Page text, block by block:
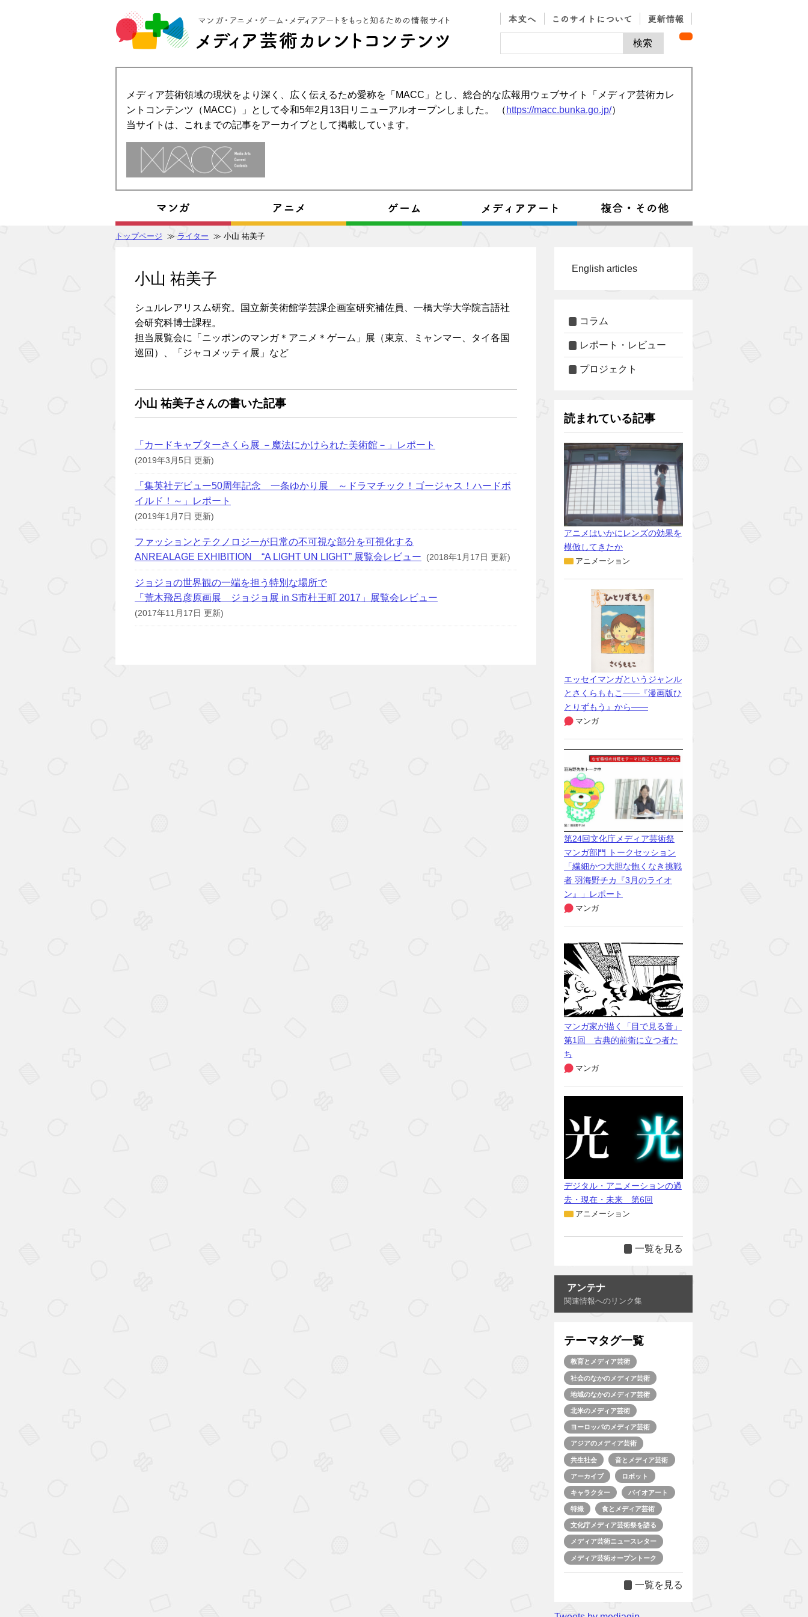
メディア芸術領域の現状をより深く、広く伝えるため愛称を「MACC」とし、総合的な広報用ウェブサイト「メディア芸術カレ
ントコンテンツ（MACC）」として令和5年2月13日リニューアルオープンしました。 （ https://macc.bunka.go.jp/）
当サイトは、これまでの記事をアーカイブとして掲載しています。
トップページ ≫ ライター ≫ 小山 祐美子
小山 祐美子
シュルレアリスム研究。国立新美術館学芸課企画室研究補佐員、一橋大学大学院言語社
会研究科博士課程。
担当展覧会に「ニッポンのマンガ＊アニメ＊ゲーム」展（東京、ミャンマー、タイ各国
巡回）、「ジャコメッティ展」など
小山 祐美子さんの書いた記事
「カードキャプターさくら展 －魔法にかけられた美術館－」レポート
(2019年3月5日 更新)
「集英社デビュー50周年記念 一条ゆかり展 ～ドラマチック！ゴージャス！ハードボ
イルド！～」レポート
(2019年1月7日 更新)
ファッションとテクノロジーが日常の不可視な部分を可視化する
ANREALAGE EXHIBITION “A LIGHT UN LIGHT” 展覧会レビュー
(2018年1月17日 更新)
ジョジョの世界観の一端を担う特別な場所で
「荒木飛呂彦原画展 ジョジョ展 in S市杜王町 2017」展覧会レビュー
(2017年11月17日 更新)
English articles
コラム
レポート・レビュー
プロジェクト
読まれている記事
アニメはいかにレンズの効果を
模倣してきたか
アニメーション
エッセイマンガというジャンル
とさくらももこ――『漫画版ひ
とりずもう』から――
マンガ
第24回文化庁メディア芸術祭
マンガ部門 トークセッション
「繊細かつ大胆な飽くなき挑戦
者 羽海野チカ『3月のライオ
ン』」レポート
マンガ
マンガ家が描く「目で見る音」
第1回 古典的前衛に立つ者た
ち
マンガ
デジタル・アニメーションの過
去・現在・未来 第6回
アニメーション
一覧を見る
アンテナ
関連情報へのリンク集
テーマタグ一覧
教育とメディア芸術
社会のなかのメディア芸術
地域のなかのメディア芸術
北米のメディア芸術
ヨーロッパのメディア芸術
アジアのメディア芸術
共生社会 音とメディア芸術
アーカイブ ロボット
キャラクター バイオアート
特撮 食とメディア芸術
文化庁メディア芸術祭を語る
メディア芸術ニュースレター
メディア芸術オープントーク
一覧を見る